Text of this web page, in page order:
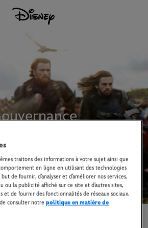
traitons des informations à votre sujet ainsi que
en ligne en utilisant des technologies
de fournir, d’analyser et d’améliorer nos services,
ou la publicité affiché sur ce site et d’autres sites,
et de fournir des fonctionnalités de réseaux sociaux.
de consulter notrepolitique en matière de